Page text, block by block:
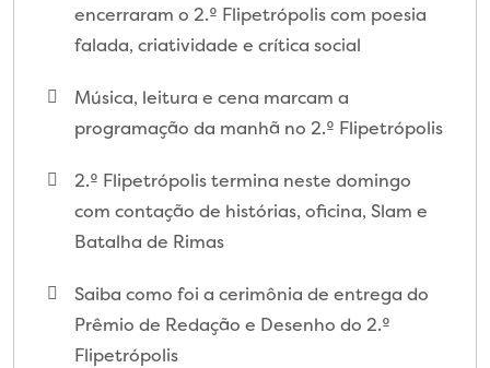
encerraram o 2.º Flipetrópolis com poesia
falada, criatividade e crítica social
Música, leitura e cena marcam a
programação da manhã no 2.º Flipetrópolis
2.º Flipetrópolis termina neste domingo
com contação de histórias, oficina, Slam e
Batalha de Rimas
Saiba como foi a cerimônia de entrega do
Prêmio de Redação e Desenho do 2.º
Flipetrópolis